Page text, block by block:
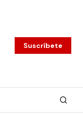
Suscríbete